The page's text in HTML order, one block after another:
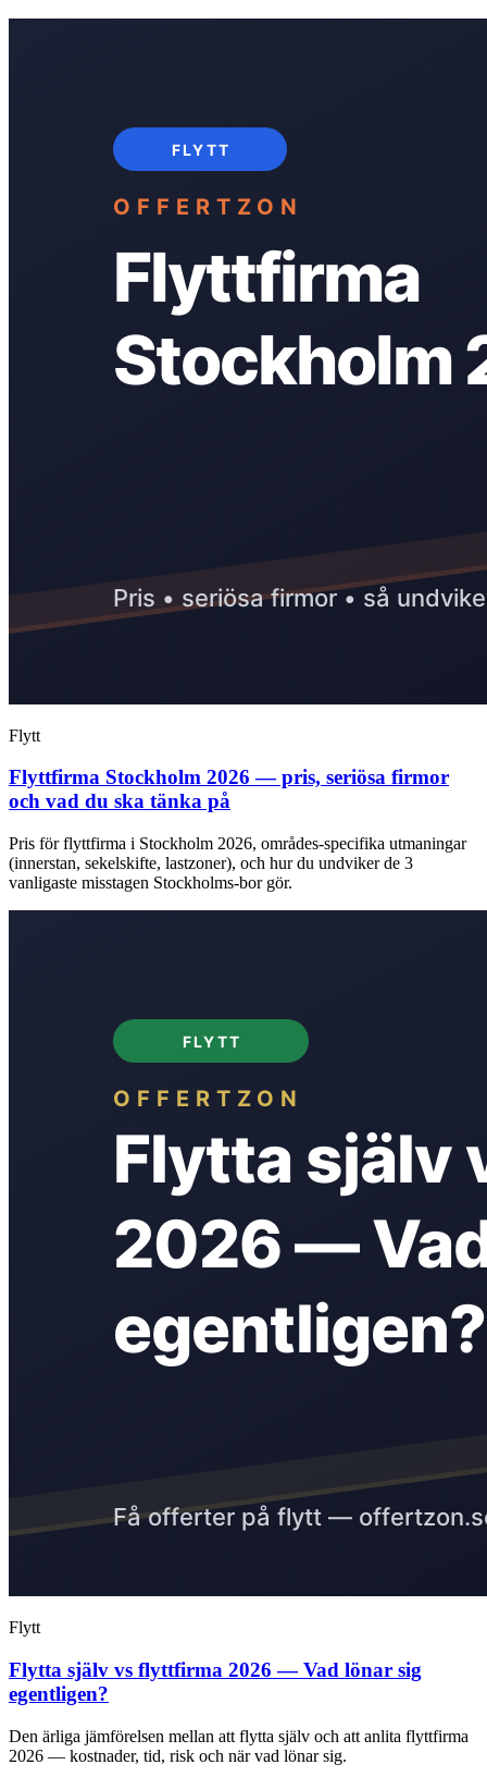
Flytt
Flyttfirma Stockholm 2026 — pris, seriösa firmor
och vad du ska tänka på
Pris för flyttfirma i Stockholm 2026, områdes-specifika utmaningar
(innerstan, sekelskifte, lastzoner), och hur du undviker de 3
vanligaste misstagen Stockholms-bor gör.
Flytt
Flytta själv vs flyttfirma 2026 — Vad lönar sig
egentligen?
Den ärliga jämförelsen mellan att flytta själv och att anlita flyttfirma
2026 — kostnader, tid, risk och när vad lönar sig.